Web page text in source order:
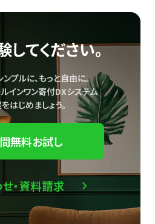
してください。
プルに、もっと自由に。
インワン寄付DXシステム
はじめましょう。
無料お試し
・資料請求